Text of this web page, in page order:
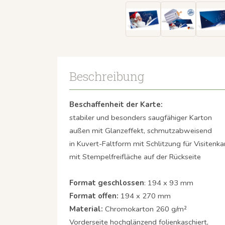
Beschreibung
Beschaffenheit der Karte:
stabiler und besonders saugfähiger Karton
außen mit Glanzeffekt, schmutzabweisend
in Kuvert-Faltform mit Schlitzung für
mit Stempelfreifläche auf der Rückseite
Format geschlossen: 194 x 93 mm
Format offen: 194 x 270 mm
Material: Chromokarton 260 g/m²
Vorderseite hochglänzend folienkaschiert,